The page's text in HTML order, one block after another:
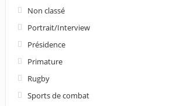
Non classé
Portrait/Interview
Présidence
Primature
Rugby
Sports de combat